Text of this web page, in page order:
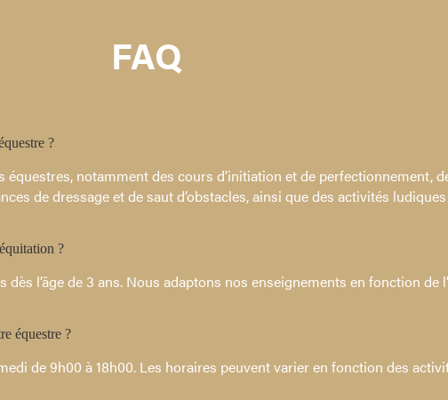
FAQ
?
équestres, notamment des cours d’initiation et de perfectionnement,
de dressage et de saut d’obstacles, ainsi que des activités
?
l’âge de 3 ans. Nous adaptons nos enseignements en fonction de
équestre ?
de 9h00 à 18h00. Les horaires peuvent varier en fonction des